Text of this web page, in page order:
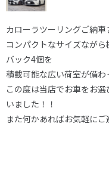
カローラツーリングご納車
コンパクトなサイズなが
バック4個を
積載可能な広い荷室が備
この度は当店でお車をお
いました！！
また何かあればお気軽に